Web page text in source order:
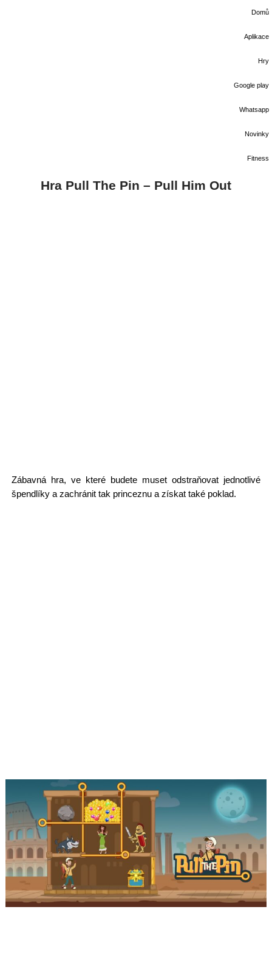
Domů
Aplikace
Hry
Google play
Whatsapp
Novinky
Fitness
Hra Pull The Pin – Pull Him Out
Zábavná hra, ve které budete muset odstraňovat jednotlivé
špendlíky a zachránit tak princeznu a získat také poklad.